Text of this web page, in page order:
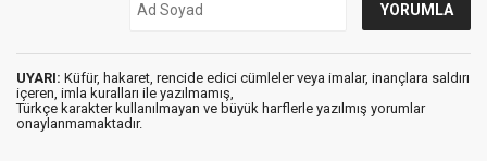
UYARI: Küfür, hakaret, rencide edici cümleler veya imalar, inançlara saldırı
içeren, imla kuralları ile yazılmamış,
Türkçe karakter kullanılmayan ve büyük harflerle yazılmış yorumlar
onaylanmamaktadır.